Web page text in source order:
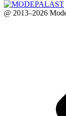
@ 2013–2026